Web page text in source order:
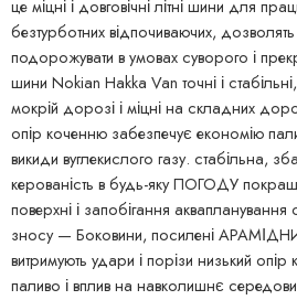
це міцні і довговічні літні шини для
безтурботних відпочиваючих,
подорожувати в умовах суворого і
шини Nokian Hakka Van точні і
мокрій дорозі і міцні на складних
опір коченню забезпечує економію
викиди вуглекислого газу. стабільна,
керованість в будь-яку ПОГОДУ
поверхні і запобігання аквапланування
зносу — Боковини, посилені
витримують удари і порізи низький
паливо і вплив на навколишнє